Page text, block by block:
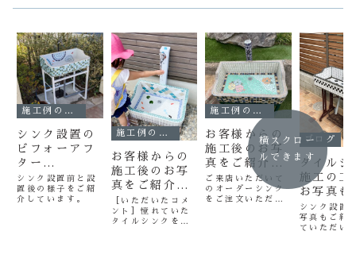
施工例のご紹介
シンク設置の
ビフォーアフ
ター
〈2023.8.24
up〉
シンク設置前と設
置後の様子をご紹
介しています。
施工例のご紹介
お客様からの
施工後のお写
真をご紹介
〈2021.7.8
〉
［いただいたコメ
ント］憧れていた
タイルシンクを庭
施工例のご紹介
お客様からの
施工後のお写
真をご紹介
〈2024.9.30
〉
ご来店いただいて
のオーダーシンク
をご注文いただき
ブログ
タイルシ
施工の工
お写真も
ままを言
いただい
いました
シンク設置
写真もご紹
ていただい
横スクロー
ルできます